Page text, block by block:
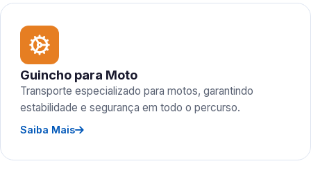
Guincho para Moto
Transporte especializado para motos, garantindo
estabilidade e segurança em todo o percurso.
Saiba Mais